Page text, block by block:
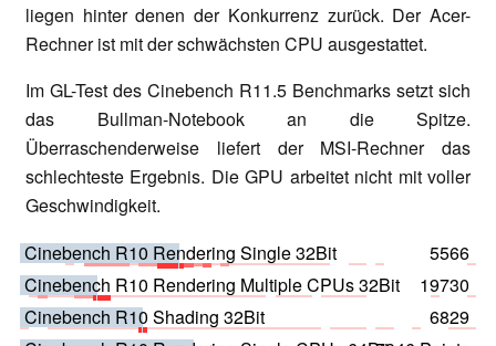
liegen hinter denen der Konkurrenz zurück. Der Acer-
Rechner ist mit der schwächsten CPU ausgestattet.
Im GL-Test des Cinebench R11.5 Benchmarks setzt sich
das Bullman-Notebook an die Spitze.
Überraschenderweise liefert der MSI-Rechner das
schlechteste Ergebnis. Die GPU arbeitet nicht mit voller
Geschwindigkeit.
Cinebench R10 Rendering Single 32Bit
5566
Cinebench R10 Rendering Multiple CPUs 32Bit
19730
Cinebench R10 Shading 32Bit
6829